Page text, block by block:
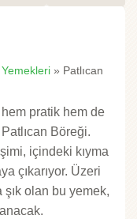
» Patlıcan
pratik hem de
Böreği.
içindeki kıyma
çıkarıyor. Üzeri
olan bu yemek,